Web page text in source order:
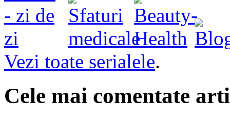
Vezi toate serialele.
Cele mai comentate